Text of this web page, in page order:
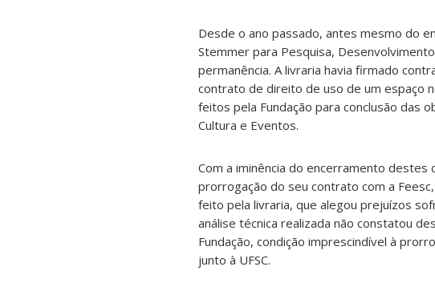
Desde o ano passado, antes mesmo do
Stemmer para Pesquisa,
permanência. A livraria havia firmado
contrato de direito de uso de um espaço
feitos pela Fundação para conclusão das
Cultura e Eventos.
Com a iminência do encerramento destes
prorrogação do seu contrato com a
feito pela livraria, que alegou prejuízos
análise técnica realizada não constatou
Fundação, condição imprescindível à
junto à UFSC.